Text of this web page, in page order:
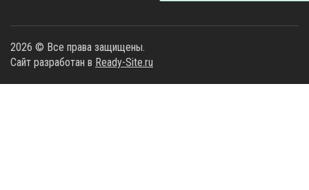
2026 © Все права защищены.
Сайт разработан в Ready-Site.ru